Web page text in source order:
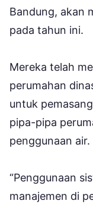
Bandung, akan
pada tahun ini.
Mereka telah
perumahan
untuk
pipa-pipa
penggunaan air.
“Penggunaan
manajemen di